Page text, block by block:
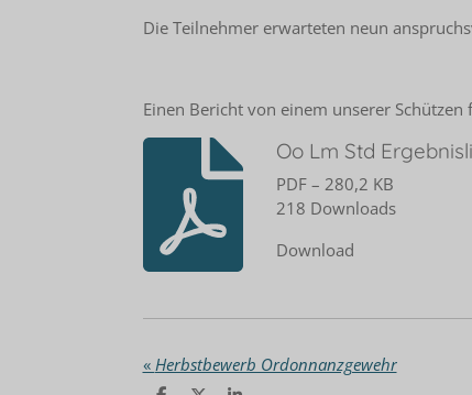
Die Teilnehmer erwarteten neun
Einen Bericht von einem unserer
Oo Lm Std
PDF – 280,2 KB
218 Downloads
Download
« Herbstbewerb Ordonnanzgewehr